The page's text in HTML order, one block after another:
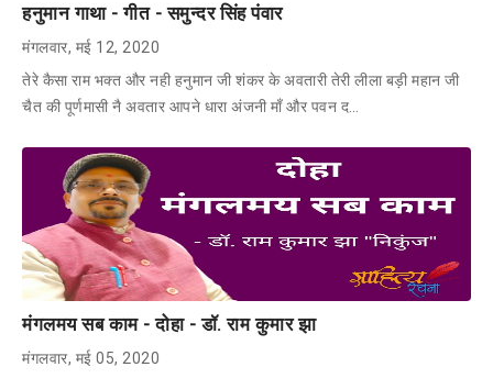
हनुमान गाथा - गीत - समुन्दर सिंह पंवार
मंगलवार, मई 12, 2020
तेरे कैसा राम भक्त और नही हनुमान जी शंकर के अवतारी तेरी लीला बड़ी महान जी
चैत की पूर्णमासी नै अवतार आपने धारा अंजनी माँ और पवन द…
मंगलमय सब काम - दोहा - डॉ. राम कुमार झा
मंगलवार, मई 05, 2020